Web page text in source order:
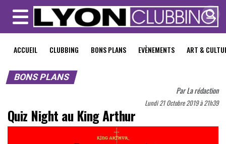
MENU
ACCUEIL CLUBBING BONS PLANS EVÈNEMENTS ART &
BONS PLANS
ParLa rédaction
Lundi 21 Octobre 2019 à 21h39
Quiz Night au King Arthur